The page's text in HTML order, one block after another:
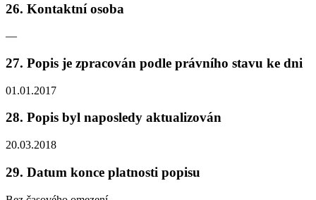
26. Kontaktní osoba
—
27. Popis je zpracován podle právního stavu ke dni
01.01.2017
28. Popis byl naposledy aktualizován
20.03.2018
29. Datum konce platnosti popisu